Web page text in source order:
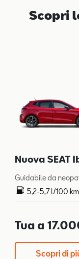
Scopri
Nuova SEAT
Guidabile da
5,2-5,7 l/100 km
Tua a
Scopri di